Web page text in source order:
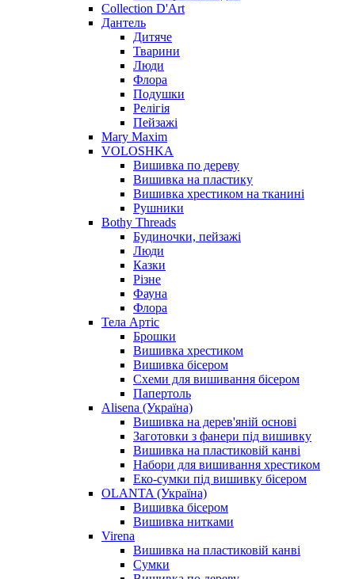
Collection D'Art
Дантель
Дитяче
Тварини
Люди
Флора
Подушки
Релігія
Пейзажі
Mary Maxim
VOLOSHKA
Вишивка по дереву
Вишивка на пластику
Вишивка хрестиком на тканині
Рушники
Bothy Threads
Будиночки, пейзажі
Люди
Казки
Різне
Фауна
Флора
Тела Артіс
Брошки
Вишивка хрестиком
Вишивка бісером
Схеми для вишивання бісером
Папертоль
Alisena (Україна)
Вишивка на дерев'яній основі
Заготовки з фанери під вишивку
Вишивка на пластиковій канві
Набори для вишивання хрестиком
Еко-сумки під вишивку бісером
OLANTA (Україна)
Вишивка бісером
Вишивка нитками
Virena
Вишивка на пластиковій канві
Сумки